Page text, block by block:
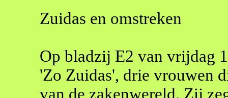
Zuidas en omstreken
Op bladzij E2 van vrijdag
'Zo Zuidas', drie vrouwen
van de zakenwereld. Zij